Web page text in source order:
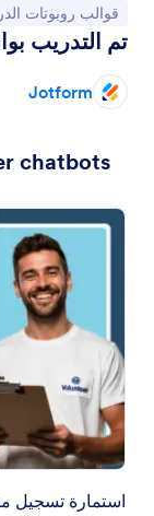
انتقل إلى الفئة:
قوالب روبوتات
تم التدريب
Jotform
chatbots
استمارة تسجيل